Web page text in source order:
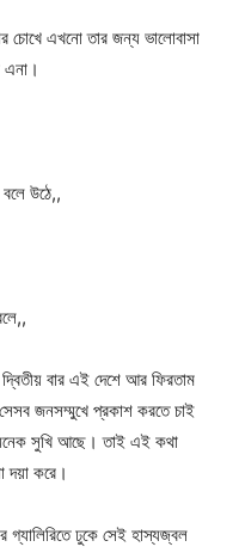
চোখে এখনো তার জন্য ভালোবাসা
এনা।
উঠে,,
বার এই দেশে আর ফিরতাম
জনসম্মুখে প্রকাশ করতে চাই
সুখি আছে। তাই এই কথা
দয়া করে।
ঢুকে সেই হাস্যজ্বল